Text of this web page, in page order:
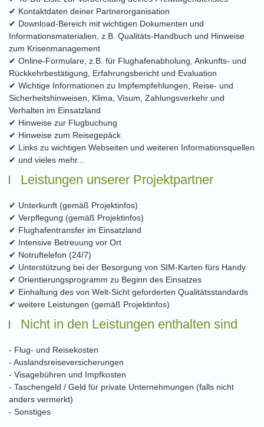
✔ Kontaktdaten deiner Partnerorganisation
✔ Download-Bereich mit wichtigen Dokumenten und
Informationsmaterialien, z.B. Qualitäts-Handbuch und Hinweise
zum Krisenmanagement
✔ Online-Formulare, z.B. für Flughafenabholung, Ankunfts- und
Rückkehrbestätigung, Erfahrungsbericht und Evaluation
✔ Wichtige Informationen zu Impfempfehlungen, Reise- und
Sicherheitshinweisen, Klima, Visum, Zahlungsverkehr und
Verhalten im Einsatzland
✔ Hinweise zur Flugbuchung
✔ Hinweise zum Reisegepäck
✔ Links zu wichtigen Webseiten und weiteren Informationsquellen
✔ und vieles mehr...
Leistungen unserer Projektpartner
✔ Unterkunft (gemäß Projektinfos)
✔ Verpflegung (gemäß Projektinfos)
✔ Flughafentransfer im Einsatzland
✔ Intensive Betreuung vor Ort
✔ Notruftelefon (24/7)
✔ Unterstützung bei der Besorgung von SIM-Karten fürs Handy
✔ Orientierungsprogramm zu Beginn des Einsatzes
✔ Einhaltung des von Welt-Sicht geforderten Qualitätsstandards
✔ weitere Leistungen (gemäß Projektinfos)
Nicht in den Leistungen enthalten sind
- Flug- und Reisekosten
- Auslandsreiseversicherungen
- Visagebühren und Impfkosten
- Taschengeld / Geld für private Unternehmungen (falls nicht
anders vermerkt)
- Sonstiges